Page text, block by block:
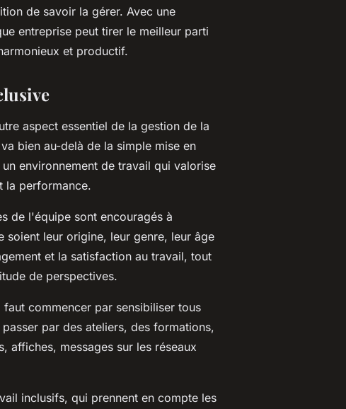
de savoir la gérer. Avec une
entreprise peut tirer le meilleur parti
et productif.
aspect essentiel de la gestion de la
bien au-delà de la simple mise en
environnement de travail qui valorise
la performance.
de l'équipe sont encouragés à
soient leur origine, leur genre, leur âge
et la satisfaction au travail, tout
de perspectives.
commencer par sensibiliser tous
par des ateliers, des formations,
affiches, messages sur les réseaux
inclusifs, qui prennent en compte les